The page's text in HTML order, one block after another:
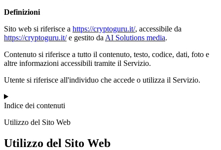
Definizioni
Sito web si riferisce a https://cryptoguru.it/, accessibile da
https://cryptoguru.it/e gestito da AI Solutions media.
Contenuto si riferisce a tutto il contenuto, testo, codice, dati, foto e
altre informazioni accessibili tramite il Servizio.
Utente si riferisce all'individuo che accede o utilizza il Servizio.
Indice dei contenuti
Utilizzo del Sito Web
Utilizzo del Sito Web